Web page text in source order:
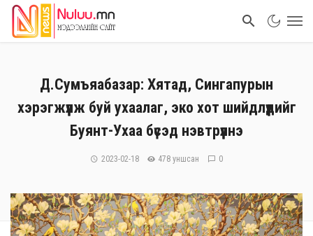
Д.Сумъяабазар: Хятад, Сингапурын
хэрэгжүүлж буй ухаалаг, эко хот шийдлүүдийг
Буянт-Ухаа бүсэд нэвтрүүлнэ
2023-02-18 478 уншсан 0